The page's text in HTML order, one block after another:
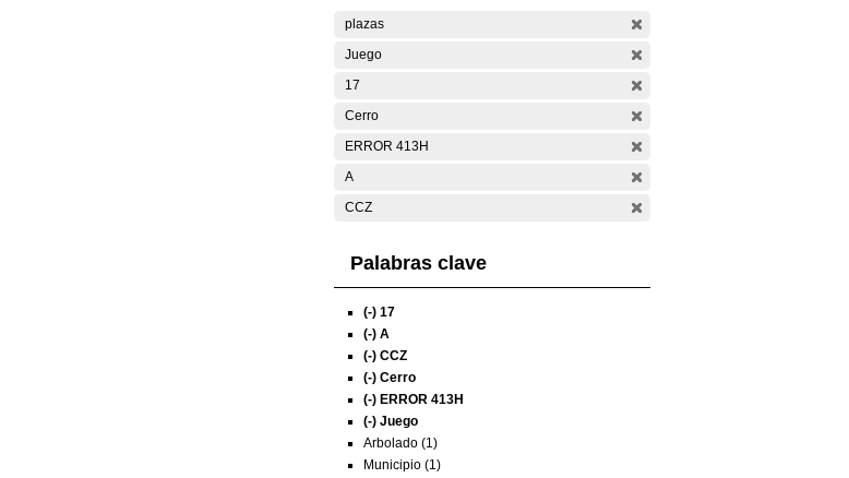
plazas
Juego
17
Cerro
ERROR 413H
A
CCZ
Palabras clave
(-) 17
(-) A
(-) CCZ
(-) Cerro
(-) ERROR 413H
(-) Juego
Arbolado (1)
Municipio (1)